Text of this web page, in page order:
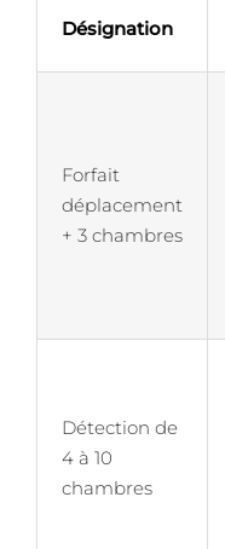
Désignation
Forfait
déplacement
+ 3 chambres
Détection de
4 à 10
chambres